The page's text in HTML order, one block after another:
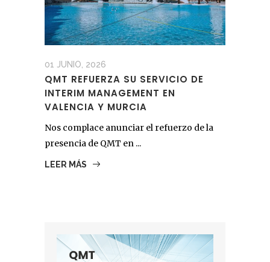
01 JUNIO, 2026
QMT REFUERZA SU SERVICIO DE
INTERIM MANAGEMENT EN
VALENCIA Y MURCIA
Nos complace anunciar el refuerzo de la
presencia de QMT en ...
LEER MÁS